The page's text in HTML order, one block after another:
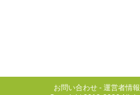
お問い合わせ - 運営者情報